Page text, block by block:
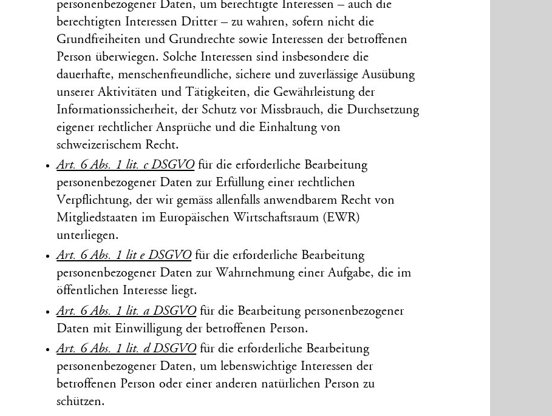
personen­bezogener Daten, um berechtigte Interessen – auch die
berechtigten Interessen Dritter – zu wahren, sofern nicht die
Grund­freiheiten und Grund­rechte sowie Interessen der betroffenen
Person überwiegen. Solche Interessen sind insbesondere die
dauerhafte, menschen­freundliche, sichere und zuverlässige Ausübung
unserer Aktivitäten und Tätig­keiten, die Gewähr­leistung der
Informations­sicherheit, der Schutz vor Miss­brauch, die Durch­setzung
eigener recht­licher Ansprüche und die Ein­haltung von
schweizerischem Recht.
Art. 6 Abs. 1 lit. c DSGVOfür die erforderliche Bearbeitung
personen­bezogener Daten zur Erfüllung einer recht­lichen
Ver­pflichtung, der wir gemäss allen­falls anwendbarem Recht von
Mitgliedstaaten im Europäischen Wirtschafts­raum (EWR)
unterliegen.
Art. 6 Abs. 1 lit e DSGVOfür die erforderliche Bearbeitung
personen­bezogener Daten zur Wahr­nehmung einer Aufgabe, die im
öffent­lichen Interesse liegt.
Art. 6 Abs. 1 lit. a DSGVOfür die Bearbeitung personen­bezogener
Daten mit Ein­willigung der betroffenen Person.
Art. 6 Abs. 1 lit. d DSGVOfür die erforderliche Bearbeitung
personen­bezogener Daten, um lebens­wichtige Interessen der
betroffenen Person oder einer anderen natürlichen Person zu
schützen.